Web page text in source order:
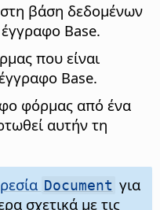
βάση δεδομένων
Base.
που είναι
Base.
φόρμας από ένα
αυτήν τη
Document για
σχετικά με τις